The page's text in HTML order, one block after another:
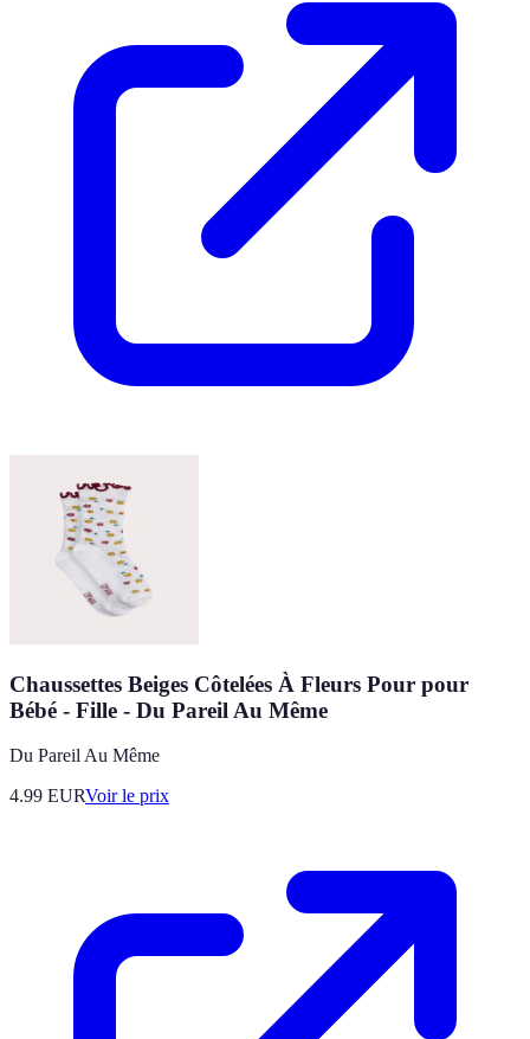
Chaussettes Beiges Côtelées À Fleurs Pour pour
Bébé - Fille - Du Pareil Au Même
Du Pareil Au Même
4.99 EURVoir le prix